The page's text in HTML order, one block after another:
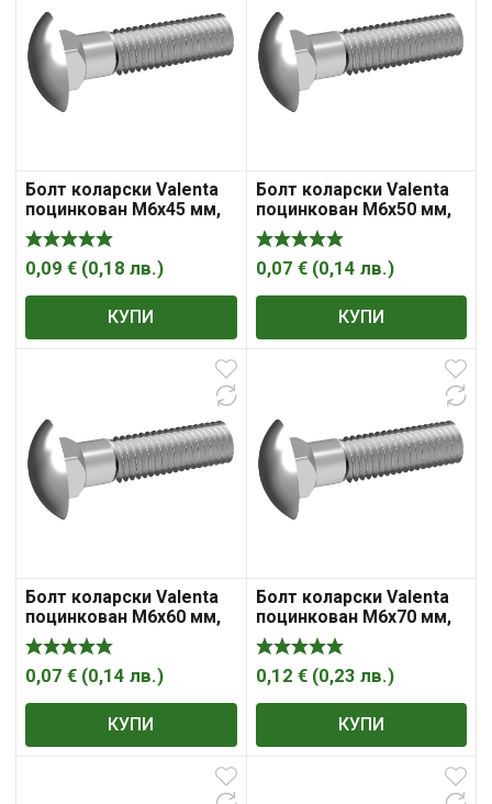
Болт коларски Valenta
поцинкован M6x45 мм,
4.8, 1 мм, DIN 603
0,09 € (0,18 лв.)
КУПИ
Болт коларски Valenta
поцинкован M6x50 мм,
4.8, 1 мм, DIN 603
0,07 € (0,14 лв.)
КУПИ
Болт коларски Valenta
поцинкован M6x60 мм,
4.8, 1 мм, DIN 603
0,07 € (0,14 лв.)
КУПИ
Болт коларски Valenta
поцинкован M6x70 мм,
4.8, 1 мм, DIN 603
0,12 € (0,23 лв.)
КУПИ